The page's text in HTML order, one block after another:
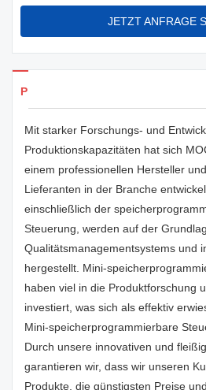
JETZT ANFRAGE
Produkte Details
Mit starker Forschungs- und
Produktionskapazitäten hat sich
einem professionellen Hersteller
Lieferanten in der Branche
einschließlich der
Steuerung, werden auf der
Qualitätsmanagementsystems und
hergestellt. Mini-
haben viel in die Produktforschung
investiert, was sich als effektiv
Mini-speicherprogrammierbare
Durch unsere innovativen und
garantieren wir, dass wir unseren
Produkte, die günstigsten Preise